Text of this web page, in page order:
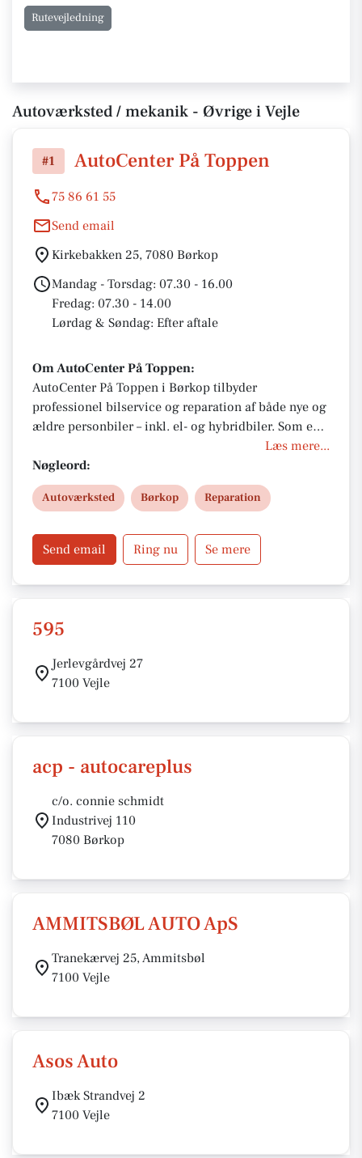
Rutevejledning
Autoværksted / mekanik - Øvrige i Vejle
#1 AutoCenter På Toppen
75 86 61 55
Send email
Kirkebakken 25, 7080 Børkop
Mandag - Torsdag: 07.30 - 16.00
Fredag: 07.30 - 14.00
Lørdag & Søndag: Efter aftale
Om AutoCenter På Toppen:
AutoCenter På Toppen i Børkop tilbyder
professionel bilservice og reparation af både nye og
ældre personbiler – inkl. el- og hybridbiler. Som en
del af AutoPartner får du 3 års garanti, service under
fabriksgaranti og originale reservedele. Book tid
online eller besøg os for et godt tilbud.
Læs mere...
Nøgleord:
Autoværksted Børkop Reparation
Send email Ring nu Se mere
595
Jerlevgårdvej 27
7100 Vejle
acp - autocareplus
c/o. connie schmidt
Industrivej 110
7080 Børkop
AMMITSBØL AUTO ApS
Tranekærvej 25, Ammitsbøl
7100 Vejle
Asos Auto
Ibæk Strandvej 2
7100 Vejle